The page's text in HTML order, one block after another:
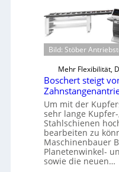
t
l
n
e
i
n
W
r
k
z
e
u
g
b
a
u
p
r
s
e
i
r
t
s
c
h
a
f
Bild: Stöber
Mehr Flexibilität,
Boschert steigt
Um mit der
sehr lange
Stahlschienen
bearbeiten zu
Maschinenbauer
Planetenwinkel-
sowie die neuen…